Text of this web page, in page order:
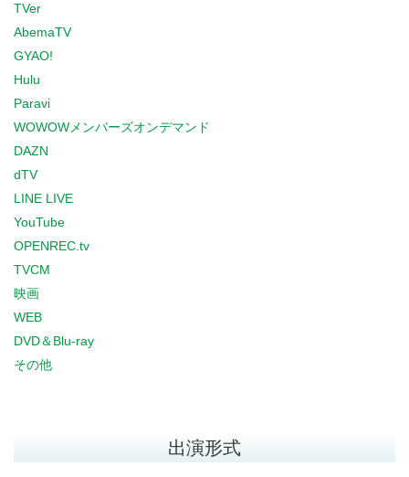
TVer
AbemaTV
GYAO!
Hulu
Paravi
WOWOWメンバーズオンデマンド
DAZN
dTV
LINE LIVE
YouTube
OPENREC.tv
TVCM
映画
WEB
DVD＆Blu-ray
その他
出演形式